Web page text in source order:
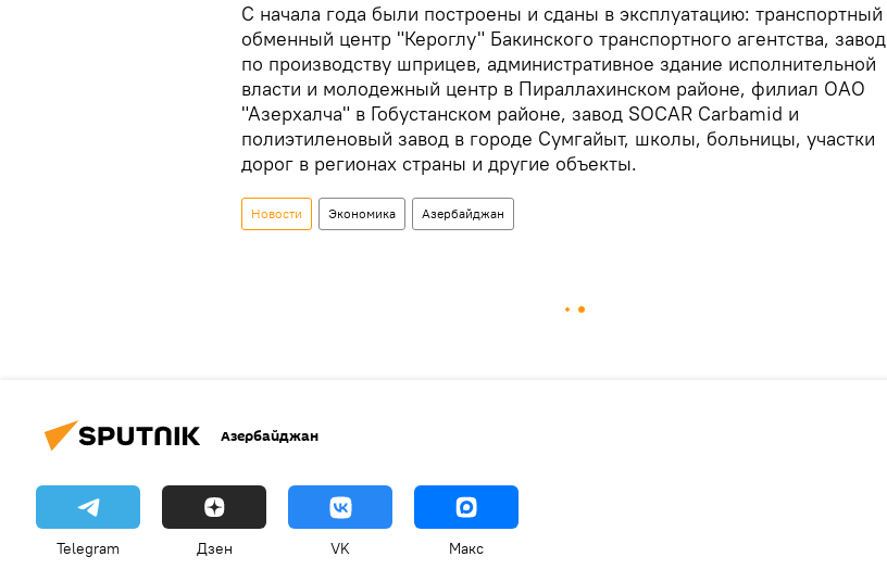
С начала года были построены и сданы в эксплуатацию: транспортный
обменный центр "Кероглу" Бакинского транспортного агентства, завод
по производству шприцев, административное здание исполнительной
власти и молодежный центр в Пираллахинском районе, филиал ОАО
"Азерхалча" в Гобустанском районе, завод SOCAR Carbamid и
полиэтиленовый завод в городе Сумгайыт, школы, больницы, участки
дорог в регионах страны и другие объекты.
Новости Экономика Азербайджан
Азербайджан
Telegram Дзен VK Макс